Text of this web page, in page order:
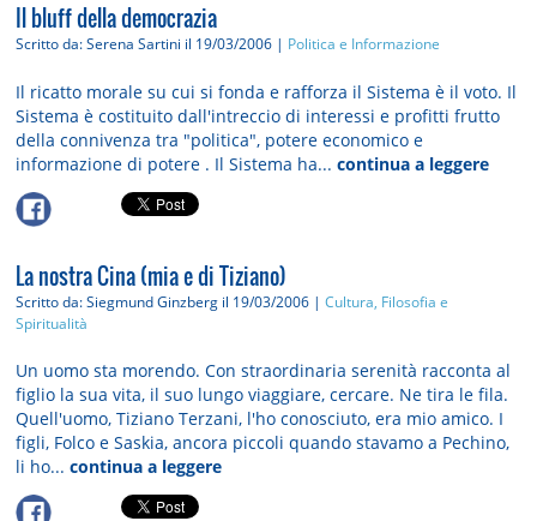
Il bluff della democrazia
Scritto da: Serena Sartini il 19/03/2006 | Politica e Informazione
Il ricatto morale su cui si fonda e rafforza il Sistema è il voto. Il
Sistema è costituito dall'intreccio di interessi e profitti frutto
della connivenza tra "politica", potere economico e
informazione di potere . Il Sistema ha...continua a leggere
La nostra Cina (mia e di Tiziano)
Scritto da: Siegmund Ginzberg il 19/03/2006 |Cultura, Filosofia e
Spiritualità
Un uomo sta morendo. Con straordinaria serenità racconta al
figlio la sua vita, il suo lungo viaggiare, cercare. Ne tira le fila.
Quell'uomo, Tiziano Terzani, l'ho conosciuto, era mio amico. I
figli, Folco e Saskia, ancora piccoli quando stavamo a Pechino,
li ho...continua a leggere